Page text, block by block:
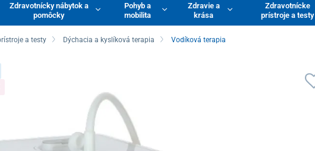
Zdravotnícky nábytok a
pomôcky
Pohyb a
mobilita
Zdravie a
krása
Zdravotnícke
prístroje a testy
a testy Dýchacia a kyslíková terapia Vodíková terapia